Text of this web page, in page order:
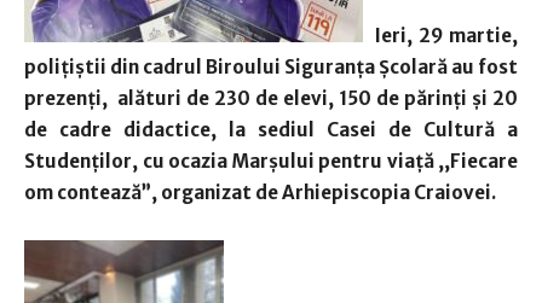
Ieri, 29 martie,
polițiștii din cadrul Biroului Siguranța Școlară au fost
prezenți, alături de 230 de elevi, 150 de părinți și 20
de cadre didactice, la sediul Casei de Cultură a
Studenților, cu ocazia Marșului pentru viață ,,Fiecare
om contează”, organizat de Arhiepiscopia Craiovei.